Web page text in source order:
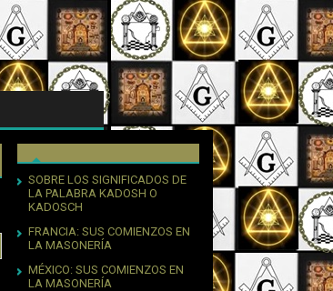
SOBRE LOS SIGNIFICADOS DE
LA PALABRA KADOSH O
KADOSCH
FRANCIA: SUS COMIENZOS EN
LA MASONERÍA
MÉXICO: SUS COMIENZOS EN
LA MASONERÍA